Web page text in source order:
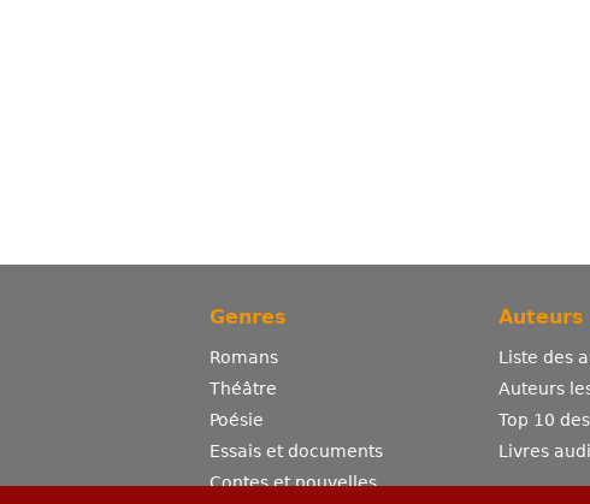
Genres
Romans
Théâtre
Poésie
Essais et documents
Contes et nouvelles
Auteurs
Liste des
Auteurs
Top 10
Livres